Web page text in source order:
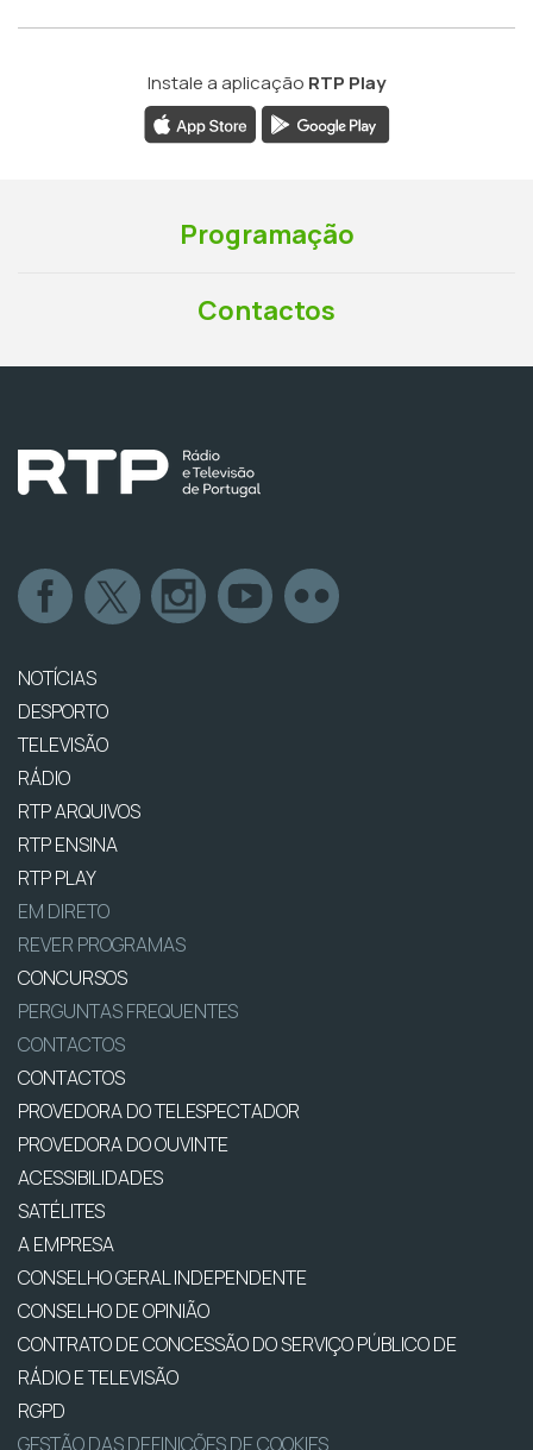
Instale a aplicação RTP Play
Programação
Contactos
NOTÍCIAS
DESPORTO
TELEVISÃO
RÁDIO
RTP ARQUIVOS
RTP ENSINA
RTP PLAY
EM DIRETO
REVER PROGRAMAS
CONCURSOS
PERGUNTAS FREQUENTES
CONTACTOS
CONTACTOS
PROVEDORA DO TELESPECTADOR
PROVEDORA DO OUVINTE
ACESSIBILIDADES
SATÉLITES
A EMPRESA
CONSELHO GERAL INDEPENDENTE
CONSELHO DE OPINIÃO
CONTRATO DE CONCESSÃO DO SERVIÇO PÚBLICO DE
RÁDIO E TELEVISÃO
RGPD
GESTÃO DAS DEFINIÇÕES DE COOKIES